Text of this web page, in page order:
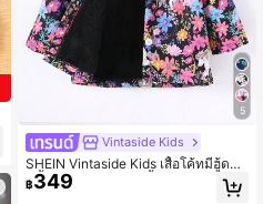
5
Vintaside Kids
SHEIN Vintaside Kids เสื้อโค้ทมีฮู้ดหน
าขึ้นกลางถึงยาวลายเยื้องยุคยูนิคอร์นแ
ละดอกไม้ แต่งลับ สำหรับฤดูใบไม้ร่วง/
฿349